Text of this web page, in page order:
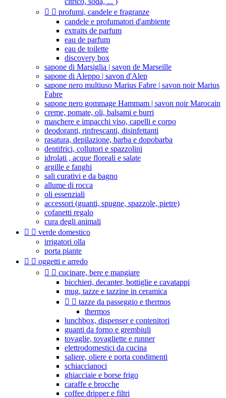
  profumi, candele e fragranze
candele e profumatori d'ambiente
extraits de parfum
eau de parfum
eau de toilette
discovery box
sapone di Marsiglia | savon de Marseille
sapone di Aleppo | savon d'Alep
sapone nero multiuso Marius Fabre | savon noir Marius
Fabre
sapone nero gommage Hammam | savon noir Marocain
creme, pomate, oli, balsami e burri
maschere e impacchi viso, capelli e corpo
deodoranti, rinfrescanti, disinfettanti
rasatura, depilazione, barba e dopobarba
dentifrici, collutori e spazzolini
idrolati , acque floreali e salate
argille e fanghi
sali curativi e da bagno
allume di rocca
oli essenziali
accessori (guanti, spugne, spazzole, pietre)
cofanetti regalo
cura degli animali
  verde domestico
irrigatori olla
porta piante
  oggetti e arredo
  cucinare, bere e mangiare
bicchieri, decanter, bottiglie e cavatappi
mug, tazze e tazzine in ceramica
  tazze da passeggio e thermos
thermos
lunchbox, dispenser e contenitori
guanti da forno e grembiuli
tovaglie, tovagliette e runner
elettrodomestici da cucina
saliere, oliere e porta condimenti
schiaccianoci
ghiacciaie e borse frigo
caraffe e brocche
coffee dripper e filtri